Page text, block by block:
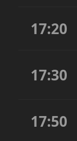
17:20
17:30
17:50